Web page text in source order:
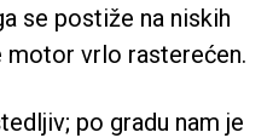
se postiže na niskih
motor vrlo rasterećen.
po gradu nam je